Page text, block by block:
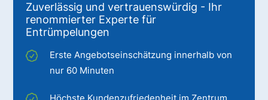
Zuverlässig und vertrauenswürdig - Ihr
renommierter Experte für
Entrümpelungen
Erste Angebotseinschätzung innerhalb von
nur 60 Minuten